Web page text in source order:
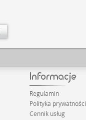
Regulamin
Polityka prywatności
Cennik usług